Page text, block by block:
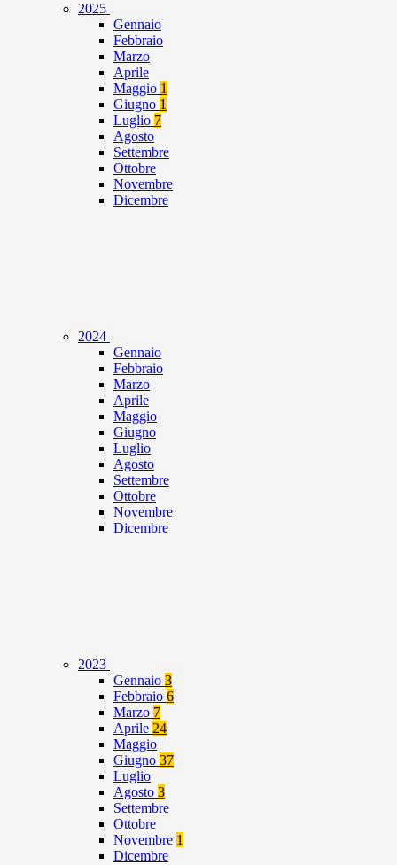
2025
Gennaio
Febbraio
Marzo
Aprile
Maggio 1
Giugno 1
Luglio 7
Agosto
Settembre
Ottobre
Novembre
Dicembre
2024
Gennaio
Febbraio
Marzo
Aprile
Maggio
Giugno
Luglio
Agosto
Settembre
Ottobre
Novembre
Dicembre
2023
Gennaio 3
Febbraio 6
Marzo 7
Aprile 24
Maggio
Giugno 37
Luglio
Agosto 3
Settembre
Ottobre
Novembre 1
Dicembre